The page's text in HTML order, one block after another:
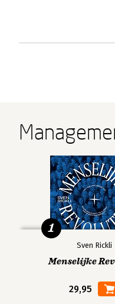
Sven Rickli
Menselijke
29,95
1